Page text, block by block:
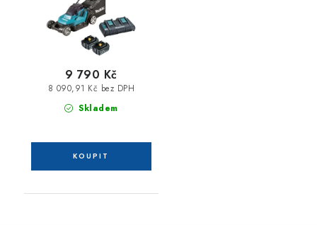
Skladem
8 090,91 Kč bez DPH
9 790 Kč